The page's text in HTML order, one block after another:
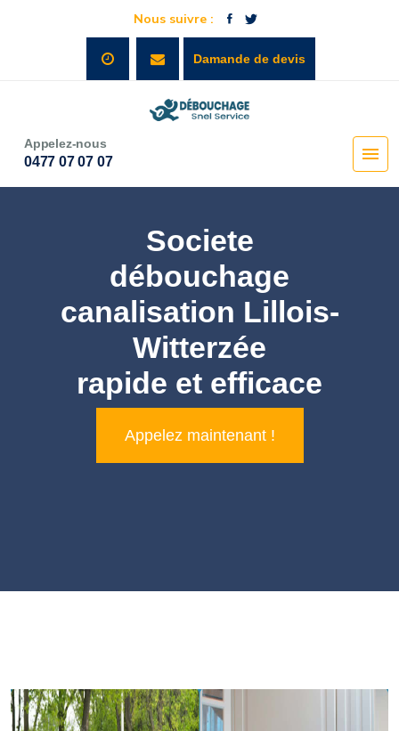
Nous suivre :
Damande de devis
Appelez-nous
0477 07 07 07
Societe
débouchage
canalisation Lillois-
Witterzée
rapide et efficace
Appelez maintenant !